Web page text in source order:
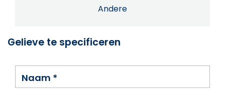
Andere
Gelieve te specificeren
Naam *